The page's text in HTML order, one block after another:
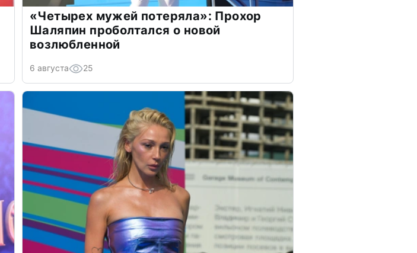
«Четырех мужей потеряла»: Прохор
Шаляпин проболтался о новой
возлюбленной
6 августа 25